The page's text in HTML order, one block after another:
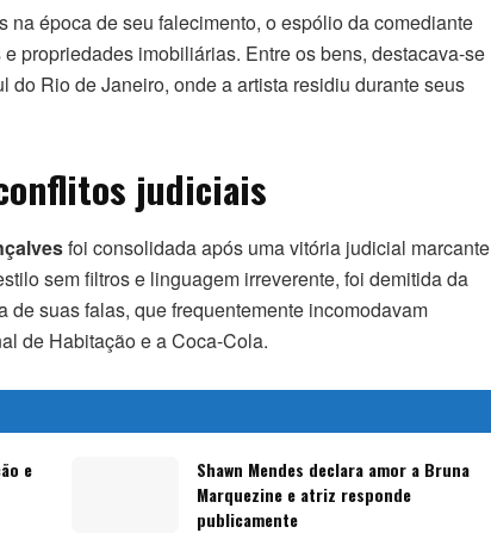
na época de seu falecimento, o espólio da comediante
propriedades imobiliárias. Entre os bens, destacava-se
do Rio de Janeiro, onde a artista residiu durante seus
judiciais
foi consolidada após uma vitória judicial marcante
sem filtros e linguagem irreverente, foi demitida da
suas falas, que frequentemente incomodavam
de Habitação e a Coca-Cola.
e
Shawn Mendes declara amor a Bruna
Marquezine e atriz responde
publicamente